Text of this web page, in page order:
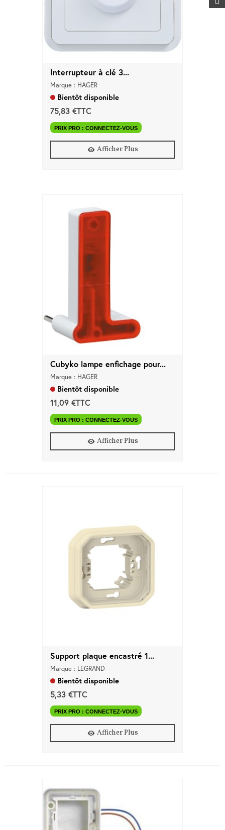
Interrupteur à clé 3...
Marque : HAGER
Bientôt disponible
75,83 €TTC
PRIX PRO : CONNECTEZ-VOUS
Afficher Plus
Cubyko lampe enfichage pour...
Marque : HAGER
Bientôt disponible
11,09 €TTC
PRIX PRO : CONNECTEZ-VOUS
Afficher Plus
Support plaque encastré 1...
Marque : LEGRAND
Bientôt disponible
5,33 €TTC
PRIX PRO : CONNECTEZ-VOUS
Afficher Plus